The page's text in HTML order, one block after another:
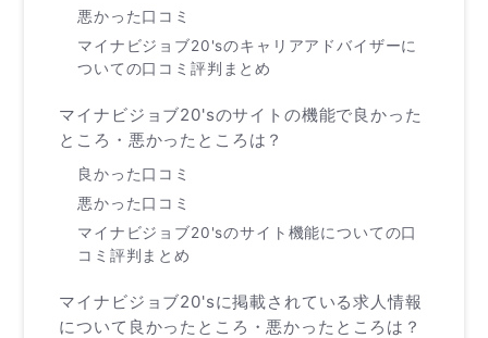
悪かった口コミ
マイナビジョブ20'sのキャリアアドバイザーに
ついての口コミ評判まとめ
マイナビジョブ20'sのサイトの機能で良かった
ところ・悪かったところは？
良かった口コミ
悪かった口コミ
マイナビジョブ20'sのサイト機能についての口
コミ評判まとめ
マイナビジョブ20'sに掲載されている求人情報
について良かったところ・悪かったところは？